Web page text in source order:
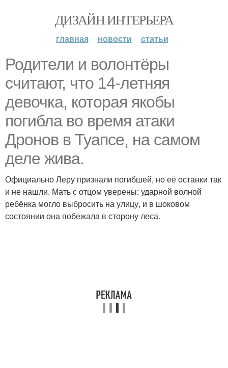
ДИЗАЙН ИНТЕРЬЕРА
главная новости статьи
Родители и волонтёры
считают, что 14-летняя
девочка, которая якобы
погибла во время атаки
Дронов в Туапсе, на самом
деле жива.
Официально Леру признали погибшей, но её останки так
и не нашли. Мать с отцом уверены: ударной волной
ребёнка могло выбросить на улицу, и в шоковом
состоянии она побежала в сторону леса.